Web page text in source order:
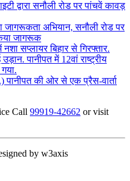
द्वारा सनौली रोड पर पांचवें कावड़
अभियान, सनौली रोड पर
जागरूक
सप्लायर बिहार से गिरफ्तार.
पानीपत में 12वां राष्ट्रीय
पानीपत की ओर से एक प्रैस-वार्ता
Call 99919-42662 or visit
by w3axis